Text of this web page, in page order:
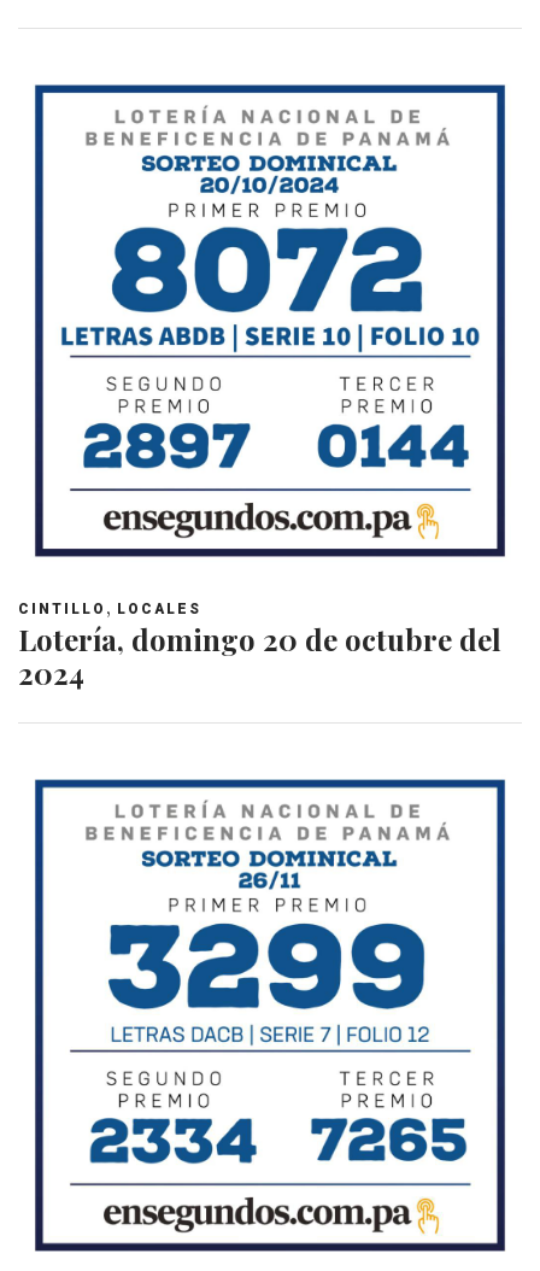
CINTILLO , LOCALES
Lotería, domingo 20 de octubre del
2024